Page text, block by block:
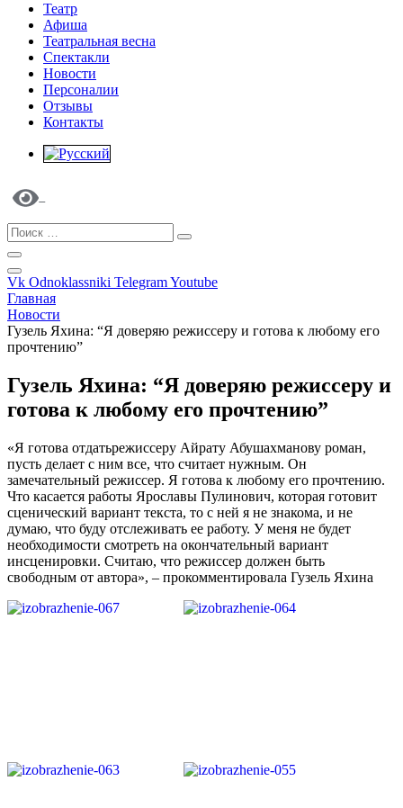
Театр
Афиша
Театральная весна
Спектакли
Новости
Персоналии
Отзывы
Контакты
Vk Odnoklassniki TelegramYoutube
Главная
Новости
Гузель Яхина: “Я доверяю режиссеру и готова к любому его
прочтению”
Гузель Яхина: “Я доверяю режиссеру и
готова к любому его прочтению”
«Я готова отдатьрежиссеру Айрату Абушахманову роман,
пусть делает с ним все, что считает нужным. Он
замечательный режиссер. Я готова к любому его прочтению.
Что касается работы Ярославы Пулинович, которая готовит
сценический вариант текста, то с ней я не знакома, и не
думаю, что буду отслеживать ее работу. У меня не будет
необходимости смотреть на окончательный вариант
инсценировки. Считаю, что режиссер должен быть
свободным от автора», – прокомментировала Гузель Яхина